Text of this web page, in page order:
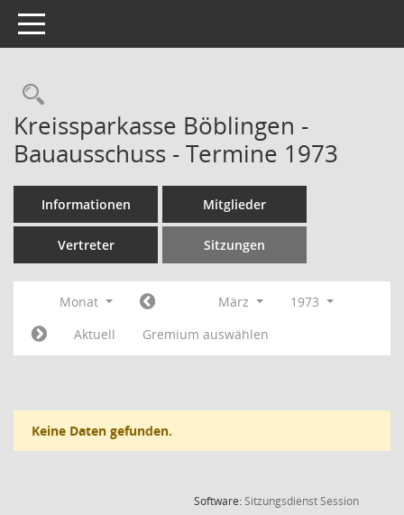
Toggle navigation
Rechercheauswahl
Kreissparkasse Böblingen -
Bauausschuss - Termine 1973
Informationen Mitglieder
Vertreter Sitzungen
Monat März
1973
Aktuell
Gremium auswählen
Keine Daten gefunden.
Software:SitzungsdienstSession(Wird in